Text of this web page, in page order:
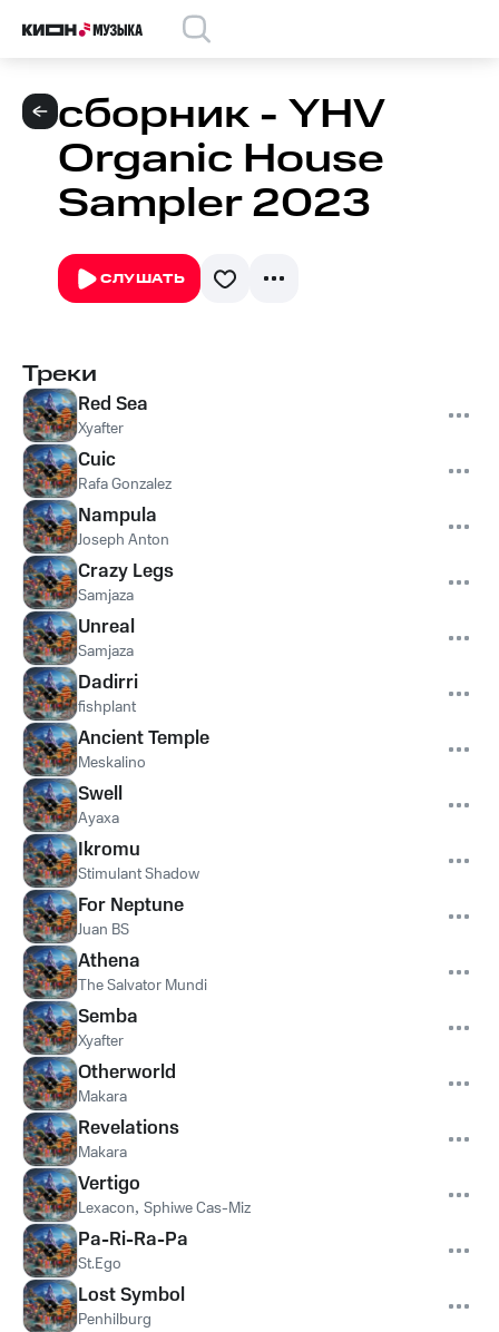
сборник - YHV
Organic House
Sampler 2023
СЛУШАТЬ
Треки
Red Sea
Xyafter
Cuic
Rafa Gonzalez
Nampula
Joseph Anton
Crazy Legs
Samjaza
Unreal
Samjaza
Dadirri
fishplant
Ancient Temple
Meskalino
Swell
Ayaxa
Ikromu
Stimulant Shadow
For Neptune
Juan BS
Athena
The Salvator Mundi
Semba
Xyafter
Otherworld
Makara
Revelations
Makara
Vertigo
Lexacon, Sphiwe Cas-Miz
Pa-Ri-Ra-Pa
St.Ego
Lost Symbol
Penhilburg